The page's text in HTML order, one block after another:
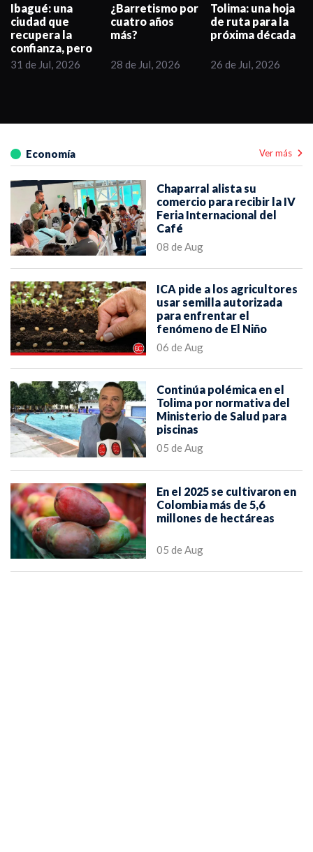
¿Barretismo por
cuatro años
más?
28 de Jul, 2026
Tolima: una hoja
de ruta para la
próxima década
26 de Jul, 2026
Valencia a
Fajardo: "Eludir
tomar partido
no es justo con la
democracia":
20 de Jun, 2026
Economía
Chaparral alista su
comercio para recibir la IV
Feria Internacional del
Café
08 de Aug
ICA pide a los agricultores
usar semilla autorizada
para enfrentar el
fenómeno de El Niño
06 de Aug
Continúa polémica en el
Tolima por normativa del
Ministerio de Salud para
piscinas
05 de Aug
En el 2025 se cultivaron en
Colombia más de 5,6
millones de hectáreas
05 de Aug
Ver más